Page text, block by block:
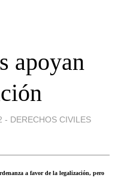
apoyan
- DERECHOS CIVILES
a favor de la legalización, pero